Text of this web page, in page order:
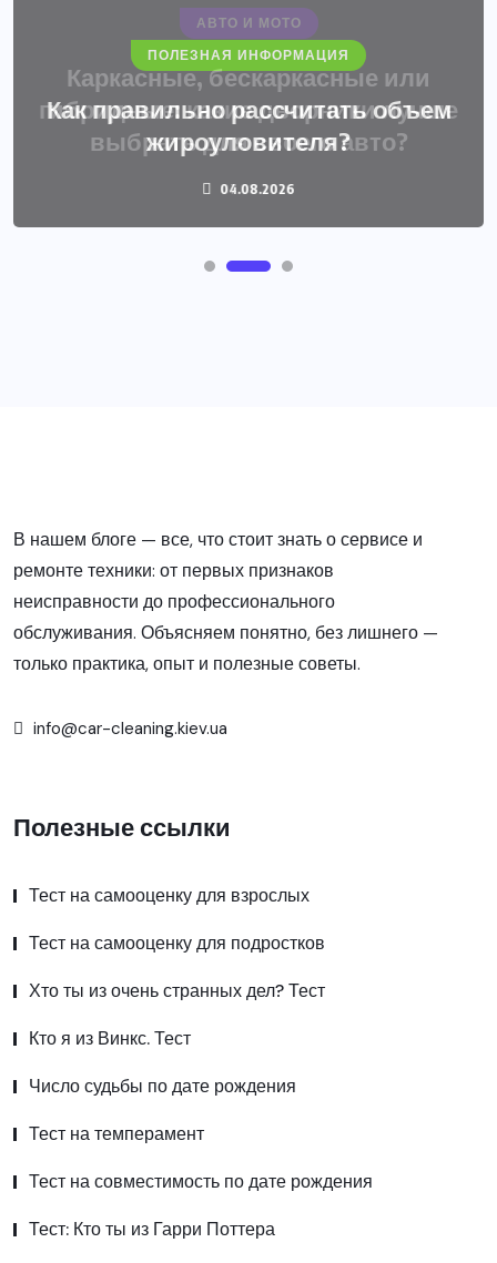
ПОЛЕЗНАЯ ИНФОРМАЦИЯ
Как правильно рассчитать объем
жироуловителя?
04.08.2026
В нашем блоге — все, что стоит знать о сервисе и
ремонте техники: от первых признаков
неисправности до профессионального
обслуживания. Объясняем понятно, без лишнего —
только практика, опыт и полезные советы.
info@car-cleaning.kiev.ua
Полезные ссылки
Тест на самооценку для взрослых
Тест на самооценку для подростков
Хто ты из очень странных дел? Тест
Кто я из Винкс. Тест
Число судьбы по дате рождения
Тест на темперамент
Тест на совместимость по дате рождения
Тест: Кто ты из Гарри Поттера